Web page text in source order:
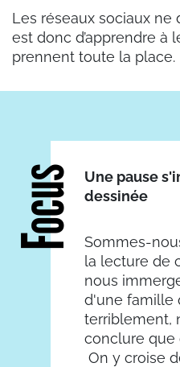
Les réseaux sociaux ne
est donc d’apprendre à
prennent toute la place.
Focus
Une pause
dessinée
Sommes-
la lecture de
nous
d'une famille
terriblement,
conclure que
On y croise